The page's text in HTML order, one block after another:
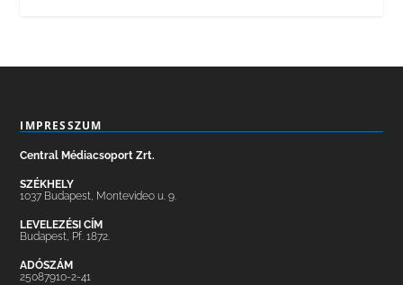
IMPRESSZUM
Central Médiacsoport Zrt.
SZÉKHELY
1037 Budapest, Montevideo u. 9.
LEVELEZÉSI CÍM
Budapest, Pf. 1872.
ADÓSZÁM
25087910-2-41